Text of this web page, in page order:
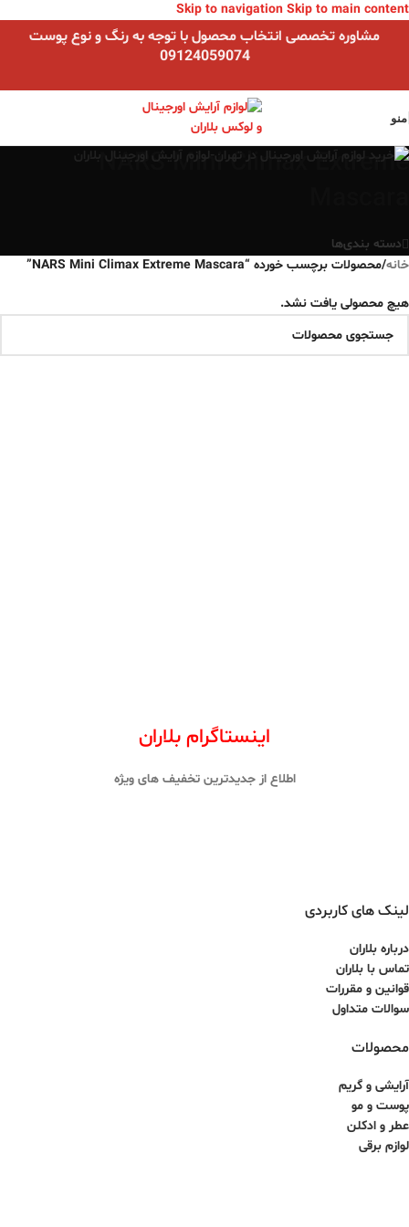
Skip to navigation Skip to main content
مشاوره تخصصی انتخاب محصول با توجه به رنگ و نوع پوست
09124059074
منو
NARS Mini Climax Extreme
دسته بندی‌ها
خانه/محصولات برچسب خورده “NARS Mini Climax Extreme Mascara”
هیچ محصولی یافت نشد.
اینستاگرام بلاران
اطلاع از جدیدترین تخفیف های ویژه
لینک های کاربردی
درباره بلاران
تماس با بلاران
قوانین و مقررات
سوالات متداول
محصولات
آرایشی و گریم
پوست و مو
عطر و ادکلن
لوازم برقی